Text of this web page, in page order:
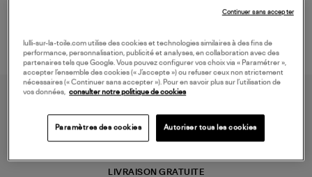
LIVRAISON GRATUITE
lulli-sur-la-toile.com utilise des cookies et technologies similaires à des fins de
performance, personnalisation, publicité et analyses, en collaboration avec des
partenaires tels que Google. Vous pouvez configurer vos choix via « Paramétrer »,
accepter l’ensemble des cookies (« J’accepte ») ou refuser ceux non strictement
nécessaires (« Continuer sans accepter »). Pour en savoir plus sur l’utilisation de
vos données, consulter notre politique de cookies
Paramètres des cookies Autoriser tous les cookies
Continuer sans accepter